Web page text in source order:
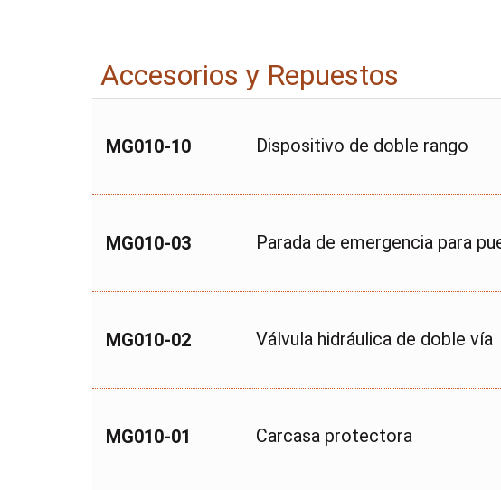
Accesorios y Repuestos
MG010-10 Dispositivo de doble rango
MG010-03 Parada de emergencia para
MG010-02 Válvula hidráulica de doble vía
MG010-01 Carcasa protectora